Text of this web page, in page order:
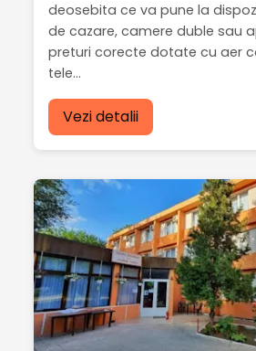
deosebita ce va pune la
de cazare, camere duble sau
preturi corecte dotate cu aer
tele...
Vezi detalii